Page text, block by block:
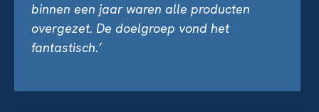
binnen een jaar waren alle producten
overgezet. De doelgroep vond het
fantastisch.’